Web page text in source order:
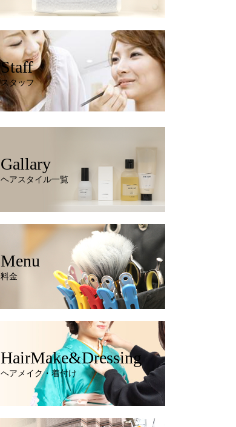
Staff
スタッフ
Gallary
ヘアスタイル一覧
Menu
料金
HairMake&Dressing
ヘアメイク・着付け